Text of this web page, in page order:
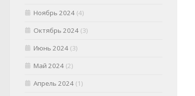
Ноябрь 2024 (4)
Октябрь 2024 (3)
Июнь 2024 (3)
Май 2024 (2)
Апрель 2024 (1)